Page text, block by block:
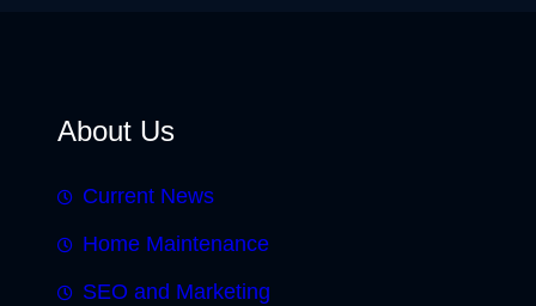
About Us
Current News
Home Maintenance
SEO and Marketing